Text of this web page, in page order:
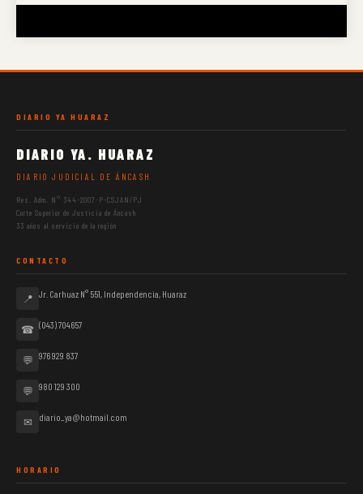
DIARIO YA HUARAZ
DIARIO YA. HUARAZ
DIARIO JUDICIAL DE ÁNCASH
Res. Adm. N° 344-2007-P-CSJAN/PJ
Corte Superior de Justicia de Áncash
33 años al servicio de la región
CONTACTO
📍 Jr. Carhuaz N° 551, Independencia, Huaraz
☎ (043) 704657
💬 976 929 837
💬 980 129 300
✉ diario_ya@hotmail.com
HORARIO